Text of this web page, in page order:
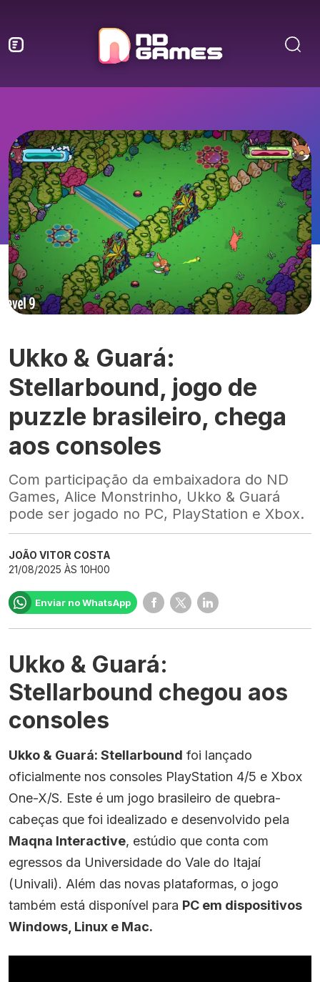
Ukko & Guará:
Stellarbound, jogo de
puzzle brasileiro, chega
aos consoles
Com participação da embaixadora do ND
Games, Alice Monstrinho, Ukko & Guará
pode ser jogado no PC, PlayStation e Xbox.
JOÃO VITOR COSTA
21/08/2025 ÀS 10H00
Enviar no WhatsApp
Ukko & Guará:
Stellarbound chegou aos
consoles
Ukko & Guará: Stellarbound foi lançado
oficialmente nos consoles PlayStation 4/5 e Xbox
One-X/S. Este é um jogo brasileiro de quebra-
cabeças que foi idealizado e desenvolvido pela
Maqna Interactive, estúdio que conta com
egressos da Universidade do Vale do Itajaí
(Univali). Além das novas plataformas, o jogo
também está disponível para PC em dispositivos
Windows, Linux e Mac.